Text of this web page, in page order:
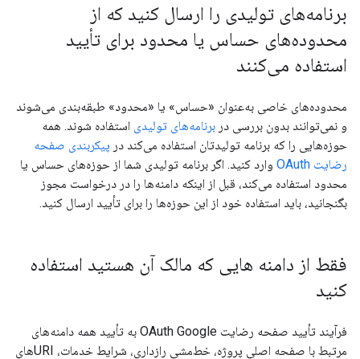
برنامه‌های تولیدی را ارسال کنید که از
محدوده‌های حساس یا محدود برای تأیید
استفاده می‌کنند
محدوده‌های خاصی به‌عنوان «حساس» یا «محدود» طبقه‌بندی می‌شوند
و نمی‌توانند بدون بررسی در برنامه‌های تولیدی استفاده شوند. همه
حوزه‌هایی را که برنامه تولیدتان استفاده می‌کند در پیکربندی صفحه
رضایت OAuth
وارد کنید. اگر برنامه تولیدی شما از حوزه‌های حساس یا
محدود استفاده می‌کند، قبل از اینکه دامنه‌ها را در درخواست مجوز
بگنجانید، باید استفاده خود از این حوزه‌ها را برای تأیید ارسال کنید.
فقط از دامنه هایی که مالک آن هستید استفاده
کنید
فرآیند تأیید صفحه رضایت OAuth Google به تأیید همه دامنه‌های
مرتبط با صفحه اصلی پروژه، خط‌مشی رازداری، شرایط خدمات، URIهای